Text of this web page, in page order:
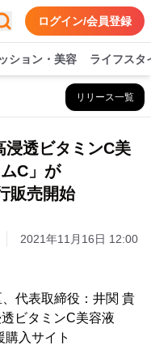
ログイン/会員登録
ション・美容 ライフスタ
リリース一覧
浸透ビタミンC美
C」が
販売開始
2021年11月16日 12:00
代表取締役：井関 貴
ビタミンC美容液
購入サイト